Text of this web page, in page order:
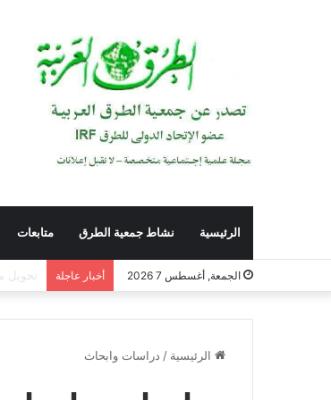
الرئيسية نشاط جمعية الطرق متابعات
الجمعة, أغسطس 7 2026 أخبار عاجلة
الرئيسية / دراسات وابحاث